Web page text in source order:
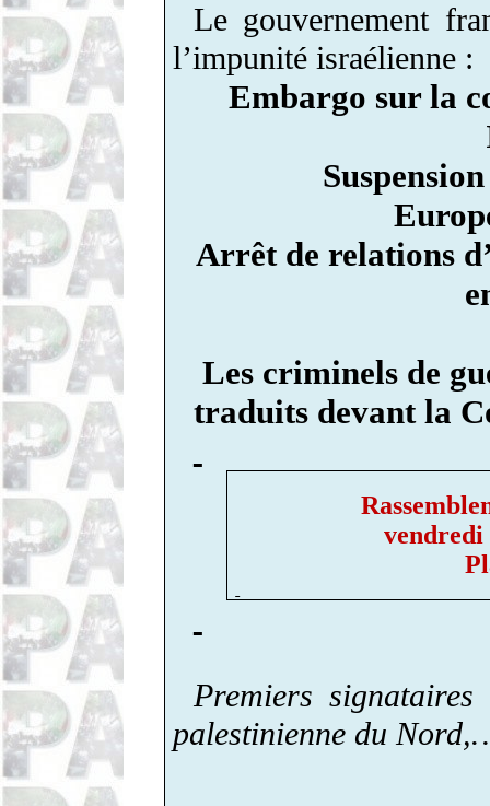
Le gouvernement
l’impunité israélienne :
Embargo sur la
Arrêt de relations
Les criminels de
traduits devant la
vendredi
Premiers
palestinienne du